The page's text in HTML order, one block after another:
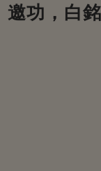
邀功，白